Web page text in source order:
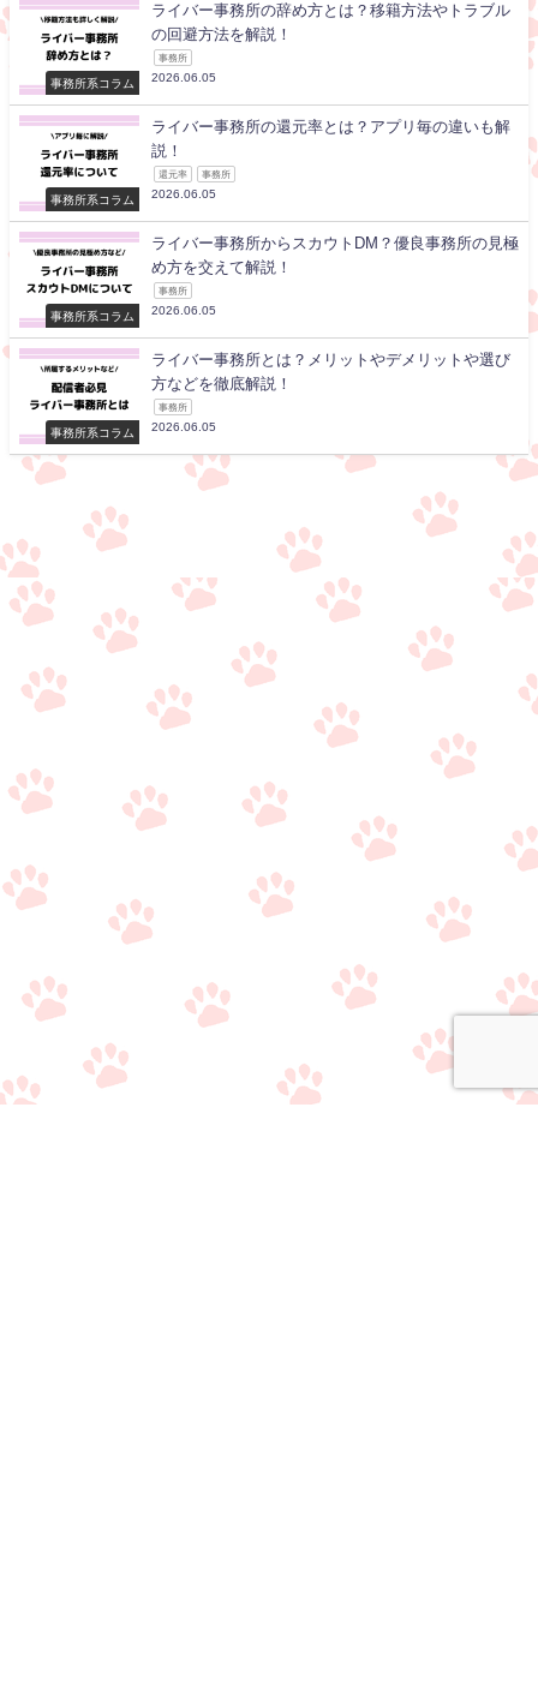
事務所系コラム
ライバー事務所の辞め方とは？移籍方法やトラブル
の回避方法を解説！
事務所
2026.06.05
事務所系コラム
ライバー事務所の還元率とは？アプリ毎の違いも解
説！
還元率 事務所
2026.06.05
事務所系コラム
ライバー事務所からスカウトDM？優良事務所の見極
め方を交えて解説！
事務所
2026.06.05
事務所系コラム
ライバー事務所とは？メリットやデメリットや選び
方などを徹底解説！
事務所
2026.06.05